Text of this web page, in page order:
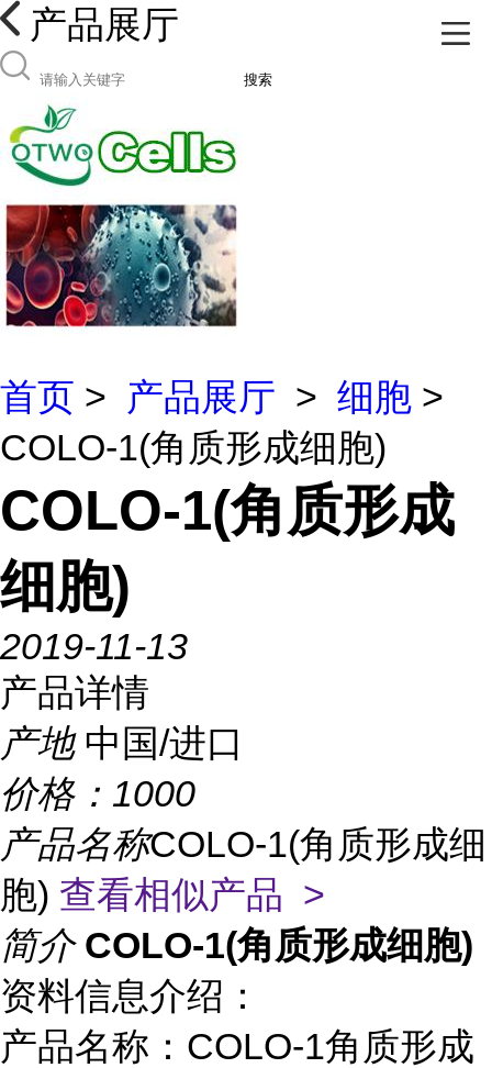
产品展厅
搜索
首页 > 产品展厅 > 细胞 >
COLO-1(角质形成细胞)
COLO-1(角质形成
细胞)
2019-11-13
产品详情
产地 中国/进口
价格： 1000
产品名称COLO-1(角质形成细
胞) 查看相似产品 >
简介 COLO-1(角质形成细胞)
资料信息介绍：
产品名称：COLO-1角质形成